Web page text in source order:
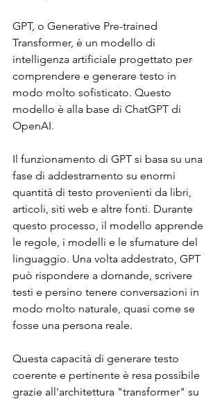
GPT, o Generative Pre-trained
Transformer, è un modello di
intelligenza artificiale progettato per
comprendere e generare testo in
modo molto sofisticato. Questo
modello è alla base di ChatGPT di
OpenAI.
Il funzionamento di GPT si basa su una
fase di addestramento su enormi
quantità di testo provenienti da libri,
articoli, siti web e altre fonti. Durante
questo processo, il modello apprende
le regole, i modelli e le sfumature del
linguaggio. Una volta addestrato, GPT
può rispondere a domande, scrivere
testi e persino tenere conversazioni in
modo molto naturale, quasi come se
fosse una persona reale.
Questa capacità di generare testo
coerente e pertinente è resa possibile
grazie all'architettura "transformer" su